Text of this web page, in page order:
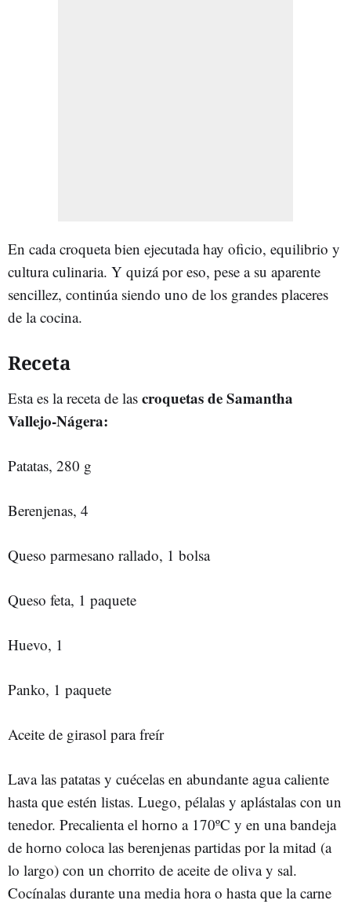
En cada croqueta bien ejecutada hay oficio, equilibrio y
cultura culinaria. Y quizá por eso, pese a su aparente
sencillez, continúa siendo uno de los grandes placeres
de la cocina.
Receta
Esta es la receta de las croquetas de Samantha
Vallejo-Nágera:
Patatas, 280 g
Berenjenas, 4
Queso parmesano rallado, 1 bolsa
Queso feta, 1 paquete
Huevo, 1
Panko, 1 paquete
Aceite de girasol para freír
Lava las patatas y cuécelas en abundante agua caliente
hasta que estén listas. Luego, pélalas y aplástalas con un
tenedor. Precalienta el horno a 170ºC y en una bandeja
de horno coloca las berenjenas partidas por la mitad (a
lo largo) con un chorrito de aceite de oliva y sal.
Cocínalas durante una media hora o hasta que la carne